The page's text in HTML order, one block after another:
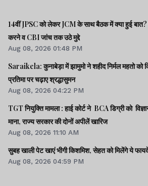
14वीं JPSC को लेकर JCM के साथ बैठक में क्या हुई बात?
करने व CBI जांच तक उठे मुद्दे
Aug 08, 2026 01:48 PM
Saraikela: कुनाबेड़ा में झामुमो ने शहीद निर्मल महतो को
प्रतिमा पर चढ़ाए श्रद्धासुमन
Aug 08, 2026 04:22 PM
TGT नियुक्ति मामला : हाई कोर्ट ने BCA डिग्री को
माना, राज्य सरकार की दोनों अपीलें खारिज
Aug 08, 2026 11:10 AM
सुबह खाली पेट खाएं भीगी किशमिश, सेहत को मिलेंगे ये
Aug 08, 2026 04:59 PM